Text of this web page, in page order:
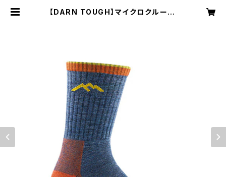
【DARN TOUGH】マイクロクルー ミ